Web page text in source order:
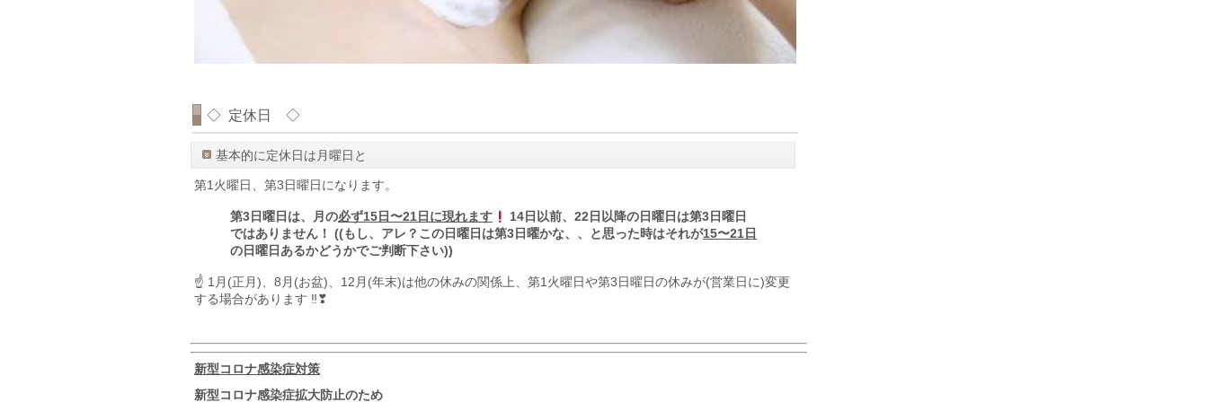
◇ 定休日 ◇
基本的に定休日は月曜日と
第1火曜日、第3日曜日になります。
第3日曜日は、月の必ず15日〜21日に現れます
14日以前、22日以降の日曜日は第3日曜日
ではありません！ ((もし、アレ？この日曜日は第3日曜かな、、と思った時はそれが15〜21日
の日曜日あるかどうかでご判断下さい))
☝ 1月(正月)、8月(お盆)、12月(年末)は他の休みの関係上、第1火曜日や第3日曜日の休みが(営業日に)変更
する場合があります ‼❣
新型コロナ感染症対策
新型コロナ感染症拡大防止のため